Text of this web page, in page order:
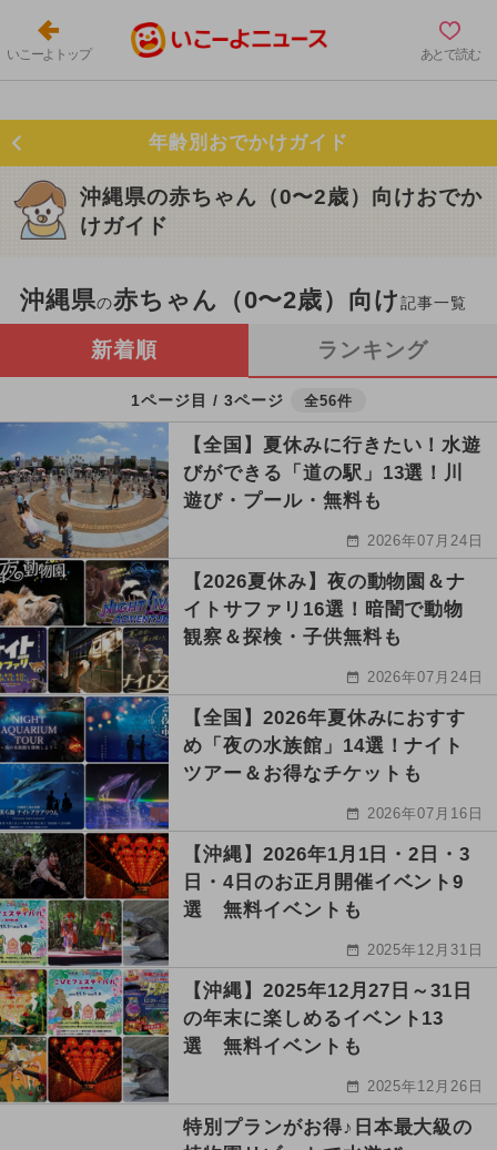
いこーよトップ あとで読む
年齢別おでかけガイド
沖縄県の赤ちゃん（0〜2歳）向けおでか
けガイド
沖縄県の赤ちゃん（0〜2歳）向け記事一覧
新着順 ランキング
1ページ目 / 3ページ 全56件
【全国】夏休みに行きたい！水遊
びができる「道の駅」13選！川
遊び・プール・無料も
2026年07月24日
【2026夏休み】夜の動物園＆ナ
イトサファリ16選！暗闇で動物
観察＆探検・子供無料も
2026年07月24日
【全国】2026年夏休みにおすす
め「夜の水族館」14選！ナイト
ツアー＆お得なチケットも
2026年07月16日
【沖縄】2026年1月1日・2日・3
日・4日のお正月開催イベント9
選 無料イベントも
2025年12月31日
【沖縄】2025年12月27日～31日
の年末に楽しめるイベント13
選 無料イベントも
2025年12月26日
特別プランがお得♪日本最大級の